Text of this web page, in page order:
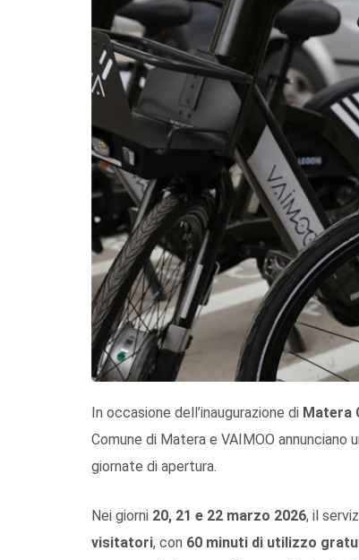
In occasione dell’inaugurazione di Matera
Comune di Matera e VAIMOO
giornate di apertura.
Nei giorni 20, 21 e 22 marzo 2026, il
visitatori, con 60 minuti di utilizzo